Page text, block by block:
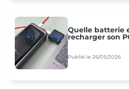
Quelle batterie
recharger son
Publié le 26/05/2026